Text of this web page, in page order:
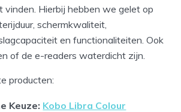
vinden. Hierbij hebben we gelet op
schermkwaliteit,
en functionaliteiten. Ook
of de e-readers waterdicht zijn.
producten:
Keuze: Kobo Libra Colour